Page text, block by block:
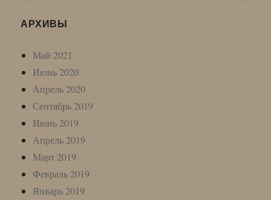
АРХИВЫ
Май 2021
Июнь 2020
Апрель 2020
Сентябрь 2019
Июнь 2019
Апрель 2019
Март 2019
Февраль 2019
Январь 2019